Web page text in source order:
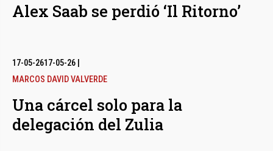
Alex Saab se perdió ‘Il Ritorno’
17-05-2617-05-26
MARCOS DAVID VALVERDE
Una cárcel solo para la
delegación del Zulia